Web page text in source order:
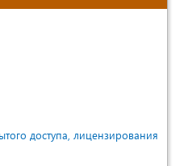
доступа, лицензирования